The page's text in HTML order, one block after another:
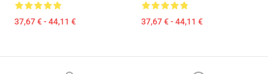
37,67 € - 44,11 € 37,67 € - 44,11 €